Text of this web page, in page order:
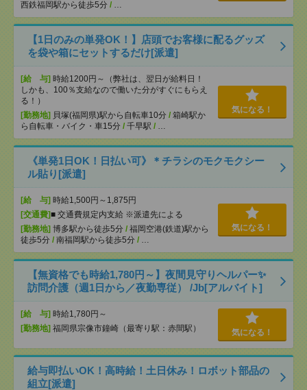
西鉄福岡駅から徒歩5分 / …
【1日のみの単発OK！】店頭でお客様に配るグッズ
を袋や箱にセットするだけ[派遣]
[給 与] 時給1200円～（弊社は、翌日が給料日！
しかも、100％支給なので働いた分がすぐにもらえ
る！）
[勤務地] 貝塚(福岡県)駅から自転車10分 / 箱崎駅か
ら自転車・バイク・車15分 / 千早駅 / …
気になる！
《単発1日OK！日払い可》＊チラシのモクモクシー
ル貼り[派遣]
[給 与] 時給1,500円～1,875円
[交通費]■ 交通費規定内支給 ※派遣先による
[勤務地] 博多駅から徒歩5分 / 福岡空港(鉄道)駅から
徒歩5分 / 南福岡駅から徒歩5分 / …
気になる！
【無資格でも時給1,780円～】夜間見守りヘルパー✨
訪問介護（週1日から／夜勤専従） /Jb[アルバイト]
[給 与] 時給1,780円～
[勤務地] 福岡県宗像市鐘崎（最寄り駅：赤間駅） 気になる！
給与即払いOK！高時給！土日休み！ロボット部品の
組立[派遣]